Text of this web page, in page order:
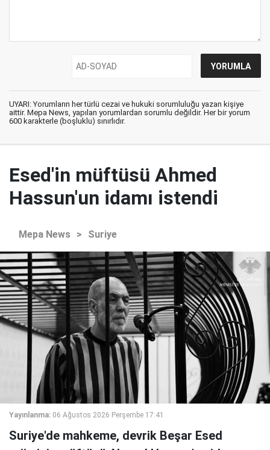
UYARI: Yorumların her türlü cezai ve hukuki sorumluluğu yazan kişiye
aittir. Mepa News, yapılan yorumlardan sorumlu değildir. Her bir yorum
600 karakterle (boşluklu) sınırlıdır.
Esed'in müftüsü Ahmed
Hassun'un idamı istendi
Mepa News > Suriye
Yayınlanma: 06 Ağustos 2026 Perşembe 17:41
Suriye'de mahkeme, devrik Beşar Esed